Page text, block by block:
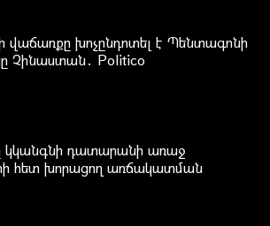
վաճառքը խոչընդոտել է Պենտագոնի
Չինաստան․ Politico
կկանգնի դատարանի առաջ
հետ խորացող առճակատման